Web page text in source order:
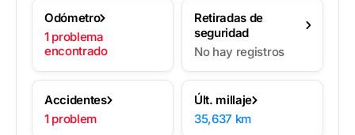
Odómetro
1 problema
encontrado
Retiradas de
seguridad
No hay registros
Accidentes
1 problem
Últ. millaje
35,637 km